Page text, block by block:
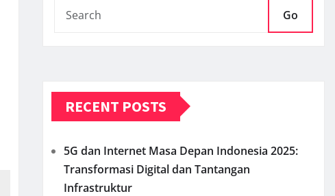
Go
RECENT POSTS
5G dan Internet Masa Depan Indonesia 2025:
Transformasi Digital dan Tantangan
Infrastruktur